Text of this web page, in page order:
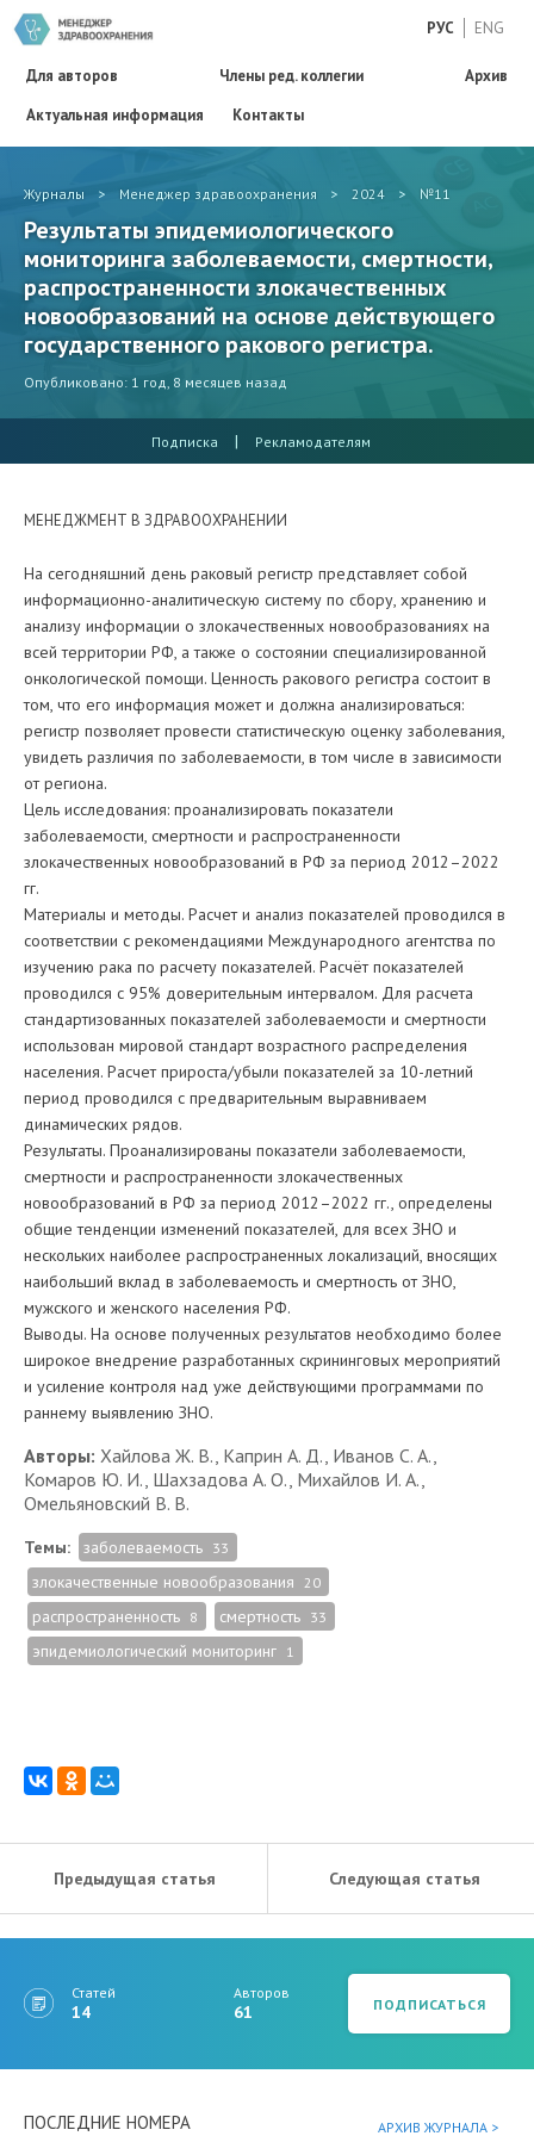
РУС ENG
Для авторов Члены ред. коллегии
Архив
Актуальная информация
Контакты
Журналы > Менеджер здравоохранения > 2024 > №11
Результаты эпидемиологического
мониторинга заболеваемости, смертности,
распространенности злокачественных
новообразований на основе действующего
государственного ракового регистра.
Опубликовано: 1 год, 8 месяцев назад
Подписка | Рекламодателям
МЕНЕДЖМЕНТ В ЗДРАВООХРАНЕНИИ
На сегодняшний день раковый регистр представляет собой
информационно-аналитическую систему по сбору, хранению и
анализу информации о злокачественных новообразованиях на
всей территории РФ, а также о состоянии специализированной
онкологической помощи. Ценность ракового регистра состоит в
том, что его информация может и должна анализироваться:
регистр позволяет провести статистическую оценку заболевания,
увидеть различия по заболеваемости, в том числе в зависимости
от региона.
Цель исследования: проанализировать показатели
заболеваемости, смертности и распространенности
злокачественных новообразований в РФ за период 2012–2022
гг.
Материалы и методы. Расчет и анализ показателей проводился в
соответствии с рекомендациями Международного агентства по
изучению рака по расчету показателей. Расчёт показателей
проводился с 95% доверительным интервалом. Для расчета
стандартизованных показателей заболеваемости и смертности
использован мировой стандарт возрастного распределения
населения. Расчет прироста/убыли показателей за 10-летний
период проводился с предварительным выравниваем
динамических рядов.
Результаты. Проанализированы показатели заболеваемости,
смертности и распространенности злокачественных
новообразований в РФ за период 2012–2022 гг., определены
общие тенденции изменений показателей, для всех ЗНО и
нескольких наиболее распространенных локализаций, вносящих
наибольший вклад в заболеваемость и смертность от ЗНО,
мужского и женского населения РФ.
Выводы. На основе полученных результатов необходимо более
широкое внедрение разработанных скрининговых мероприятий
и усиление контроля над уже действующими программами по
раннему выявлению ЗНО.
Авторы: Хайлова Ж. В., Каприн А. Д., Иванов С. А.,
Комаров Ю. И., Шахзадова А. О., Михайлов И. А.,
Омельяновский В. В.
Темы: заболеваемость 33
злокачественные новообразования 20
распространенность 8 смертность 33
эпидемиологический мониторинг 1
Предыдущая статья Следующая статья
Статей
14
Авторов
61 ПОДПИСАТЬСЯ
ПОСЛЕДНИЕ НОМЕРА АРХИВ ЖУРНАЛА >